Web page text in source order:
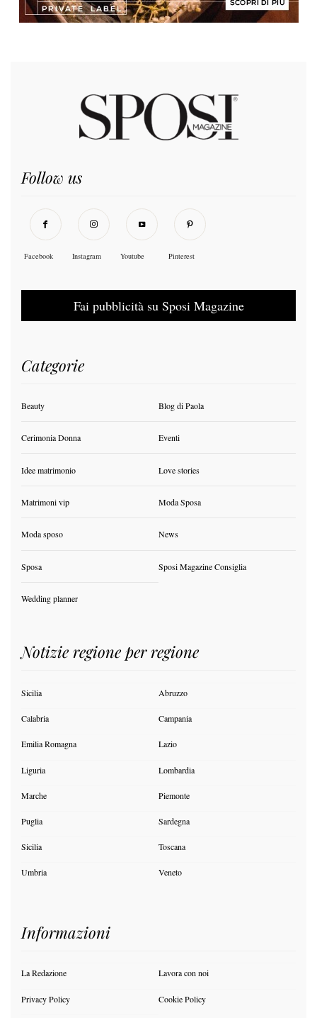
Follow us
Facebook Instagram Youtube Pinterest
Fai pubblicità su Sposi Magazine
Categorie
Beauty Blog di Paola
Cerimonia Donna Eventi
Idee matrimonio Love stories
Matrimoni vip Moda Sposa
Moda sposo News
Sposa Sposi Magazine Consiglia
Wedding planner
Notizie regione per regione
Sicilia Abruzzo
Calabria Campania
Emilia Romagna Lazio
Liguria Lombardia
Marche Piemonte
Puglia Sardegna
Sicilia Toscana
Umbria Veneto
Informazioni
La Redazione Lavora con noi
Privacy Policy Cookie Policy